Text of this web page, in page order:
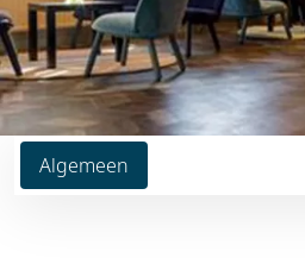
Algemeen